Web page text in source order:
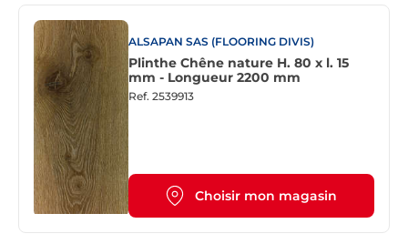
ALSAPAN SAS (FLOORING DIVIS)
Plinthe Chêne nature H. 80 x l. 15
mm - Longueur 2200 mm
Ref. 2539913
Choisir mon magasin